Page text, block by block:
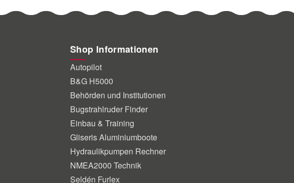
Shop Informationen
Autopilot
B&G H5000
Behörden und Institutionen
Bugstrahlruder Finder
Einbau & Training
Gliseris Aluminiumboote
Hydraulikpumpen Rechner
NMEA2000 Technik
Seldén Furlex